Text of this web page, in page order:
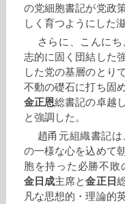
の党細胞書記が党政
しく育つようにした
さらに、こんに
志的に固く団結した
した党の基層のとり
不動の礎石に打ち固
金正恩総書記の卓越
と強調した。
趙甬元組織書記
の一様な心を込めて
胞を持った必勝不敗
金日成主席と金正日
凡な思想的・理論的